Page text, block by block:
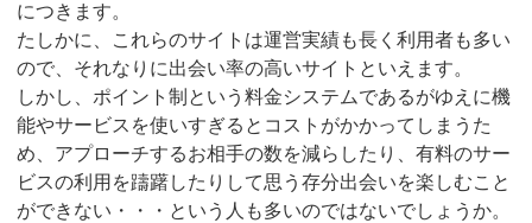
につきます。
たしかに、これらのサイトは運営実績も長く利用者も多い
ので、それなりに出会い率の高いサイトといえます。
しかし、ポイント制という料金システムであるがゆえに機
能やサービスを使いすぎるとコストがかかってしまうた
め、アプローチするお相手の数を減らしたり、有料のサー
ビスの利用を躊躇したりして思う存分出会いを楽しむこと
ができない・・・という人も多いのではないでしょうか。